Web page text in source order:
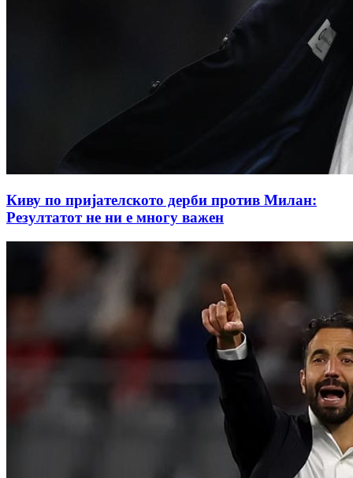
Киву по пријателското дерби против Милан:
Резултатот не ни е многу важен